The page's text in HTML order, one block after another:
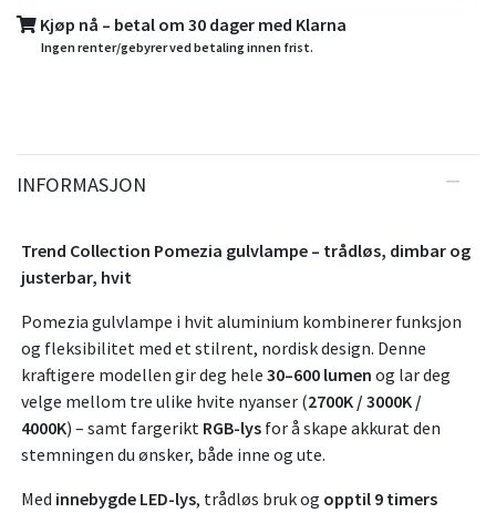
Kjøp nå – betal om 30 dager med Klarna
Ingen renter/gebyrer ved betaling innen frist.
INFORMASJON
Trend Collection Pomezia gulvlampe – trådløs, dimbar og
justerbar, hvit
Pomezia gulvlampe i hvit aluminium kombinerer funksjon
og fleksibilitet med et stilrent, nordisk design. Denne
kraftigere modellen gir deg hele 30–600 lumen og lar deg
velge mellom tre ulike hvite nyanser (2700K / 3000K /
4000K) – samt fargerikt RGB-lys for å skape akkurat den
stemningen du ønsker, både inne og ute.
Med innebygde LED-lys, trådløs bruk og opptil 9 timers